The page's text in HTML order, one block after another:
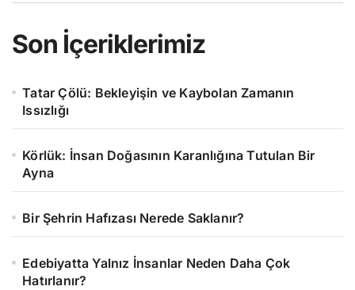
Son İçeriklerimiz
Tatar Çölü: Bekleyişin ve Kaybolan Zamanın
Issızlığı
Körlük: İnsan Doğasının Karanlığına Tutulan Bir
Ayna
Bir Şehrin Hafızası Nerede Saklanır?
Edebiyatta Yalnız İnsanlar Neden Daha Çok
Hatırlanır?